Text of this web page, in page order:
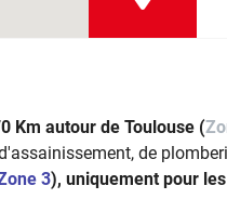
Km autour de Toulouse (
de
3), uniquement pour